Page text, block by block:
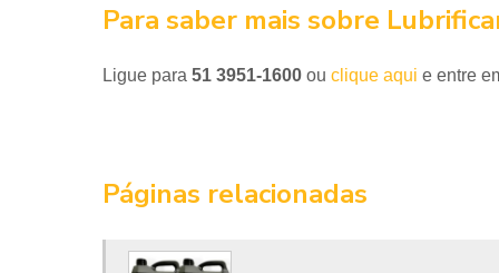
Para saber mais sobre
Ligue para 51 3951-1600 ou clique aqui e entre
Páginas relacionadas